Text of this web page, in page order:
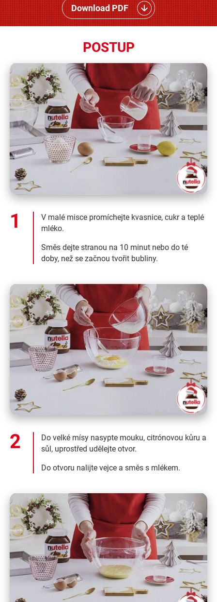
Download PDF
POSTUP
V malé misce promíchejte kvasnice, cukr a teplé
mléko.
Směs dejte stranou na 10 minut nebo do té
doby, než se začnou tvořit bubliny.
Do velké mísy nasypte mouku, citrónovou kůru a
sůl, uprostřed udělejte otvor.
Do otvoru nalijte vejce a směs s mlékem.